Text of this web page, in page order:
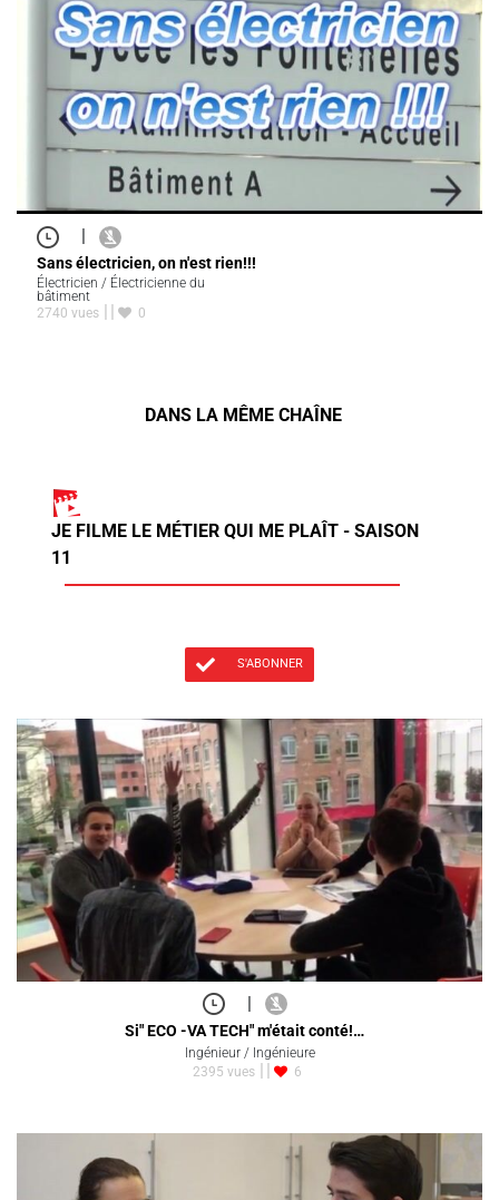
|
Sans électricien, on n'est rien!!!
Électricien / Électricienne du
bâtiment
2740 vues
0
DANS LA MÊME CHAÎNE
JE FILME LE MÉTIER QUI ME PLAÎT - SAISON
11
S'ABONNER
|
Si" ECO -VA TECH" m'était conté!…
Ingénieur / Ingénieure
2395 vues
6